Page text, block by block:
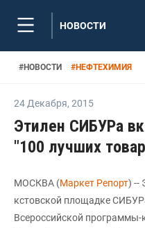
НОВОСТИ
#НОВОСТИ #НЕФТЕХИМИЯ
24 Декабря, 2015
Этилен СИБУРа
"100 лучших
МОСКВА (Маркет Репорт) --
кстовской площадке
Всероссийской программы-